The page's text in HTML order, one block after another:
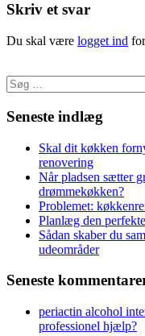
Skriv et svar
Du skal være logget ind
Søg
efter:
Seneste indlæg
Skal dit køkken
renovering
Når pladsen sætter
drømmekøkken?
Problemet:
Planlæg den
Sådan skaber du
udeområder
Seneste
periactin alcohol
professionel hjælp?